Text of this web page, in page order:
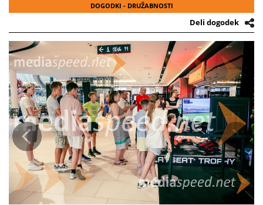
Dogajanje na rdeči preprogi je bilo pospremljeno s pristnim dirkaškim
vzdušjem – obiskovalce je pričakala ekskluzivna sim-dirkaška
postavitev z najnovejšo igro F1® 25 in vrhunsko Playseat
opremo. Obiskovalci so si lahko sami nadeli dirkaške rokavice in
preizkusili svoje sposobnosti na digitalni stezi, še preden se je film
začel vrteti v dvorani. Posebno presenečenje večera je bila osvežitev z
brezalkoholnim Heinekenom 0.0, ki so ga prejeli vsi obiskovalci
premiere – izkušnja, ki je brez dvoma poudarila slogan večera: Odličen
okus, nič alkohola.
Film F1 je adrenalinska akcijska drama, ki občinstvo popelje
neposredno na stezo in v zakulisje profesionalnega dirkaškega sveta.
Brad Pitt se v vlogi upokojenega dirkača, ki se vrača na stezo kot
mentor mlademu talentu (Damson Idris), poda na visokonapetostno
pot polno preizkušenj, rivalstva in hitrosti. S pomočjo vrhunske
kinematografije, avtentičnih F1 scen in zvoka motorjev, ki parajo zrak,
film ponuja nepozabno doživetje tudi za tiste, ki Formulo 1 spremljajo
le občasno.
DOGODKI - DRUŽABNOSTI
Deli dogodek
Prejšnja